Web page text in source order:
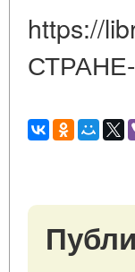
https://